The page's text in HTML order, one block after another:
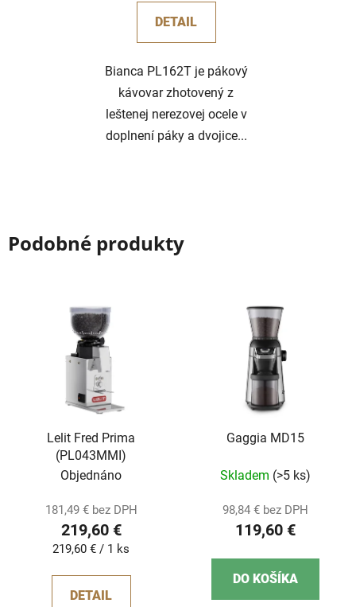
DETAIL
Bianca PL162T je pákový
kávovar zhotovený z
leštenej nerezovej ocele v
doplnení páky a dvojice...
Podobné produkty
Lelit Fred Prima
(PL043MMI)
Objednáno
181,49 € bez DPH
219,60 €
Jednotková
219,60 € / 1 ks
DETAIL
Gaggia MD15
Skladem (>5 ks)
98,84 € bez DPH
119,60 €
DO KOŠÍKA